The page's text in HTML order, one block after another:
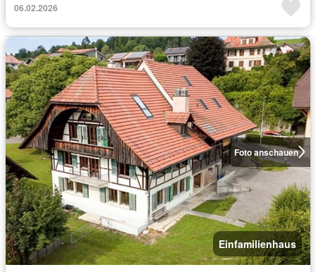
06.02.2026
Foto anschauen
Einfamilienhaus